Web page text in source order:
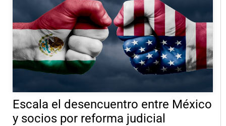
Escala el desencuentro entre México
y socios por reforma judicial